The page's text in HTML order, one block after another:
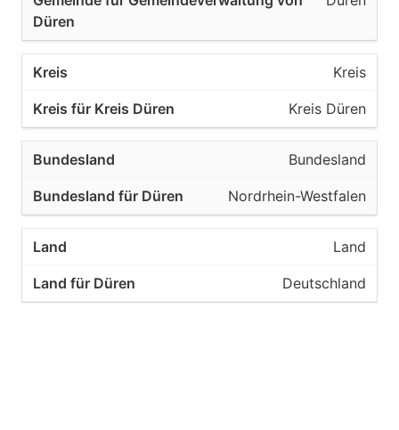
Kreis
Kreis Düren
Bundesland
Nordrhein-Westfalen
Land
Deutschland